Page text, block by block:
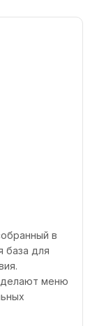
в
база для
делают меню